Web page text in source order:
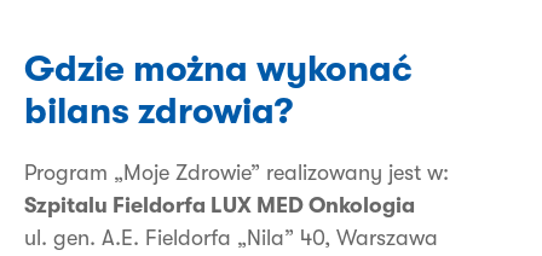
Gdzie można wykonać
bilans zdrowia?
Program „Moje Zdrowie” realizowany jest w:
Szpitalu Fieldorfa LUX MED Onkologia
ul. gen. A.E. Fieldorfa „Nila” 40, Warszawa